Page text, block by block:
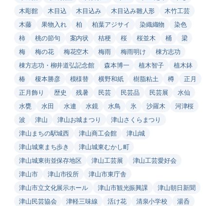
木彫館
木目込 木目込み 木目込み雛人形
木竹工芸
木藤
果物入れ 柏 柏葉アジサイ 染織織物
染色
柿
桃の節句 案内状 桔梗 桜 桜並木 桶
梁
梅
梅の花 梅花空木 梅雨 梅雨明け
棟方志功
棟方志功・柳井道弘記念館
森本博一 植木智子
植木鉢
椿
榎本勝彦 模様替 横野和紙 樹脂粘土 樽
正月
正月飾り
歴史 残暑 民芸 民芸品 民芸展
水仙
水甕
水田 水連 水鏡 水鳥 氷 沙羅木
河津桜
波
津山 津山お城まつり
津山さくらまつり
津山まちの駅城西
津山商工会館
津山城
津山城東まち歩き
津山城東むかし町
津山城東街並保存地区
津山工芸展
津山工芸愛好会
津山市
津山市役所
津山市東庁舎
津山市立文化展示ホール
津山市観光振興課
津山朝日新聞
津山民芸協会
津軽三味線 活け花 清泉小学校 湯呑